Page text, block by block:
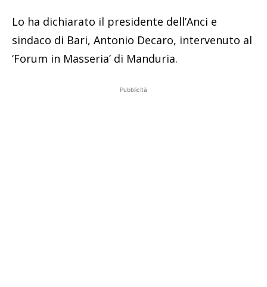
Lo ha dichiarato il presidente dell’Anci e
sindaco di Bari, Antonio Decaro, intervenuto al
‘Forum in Masseria’ di Manduria.
Pubblicità